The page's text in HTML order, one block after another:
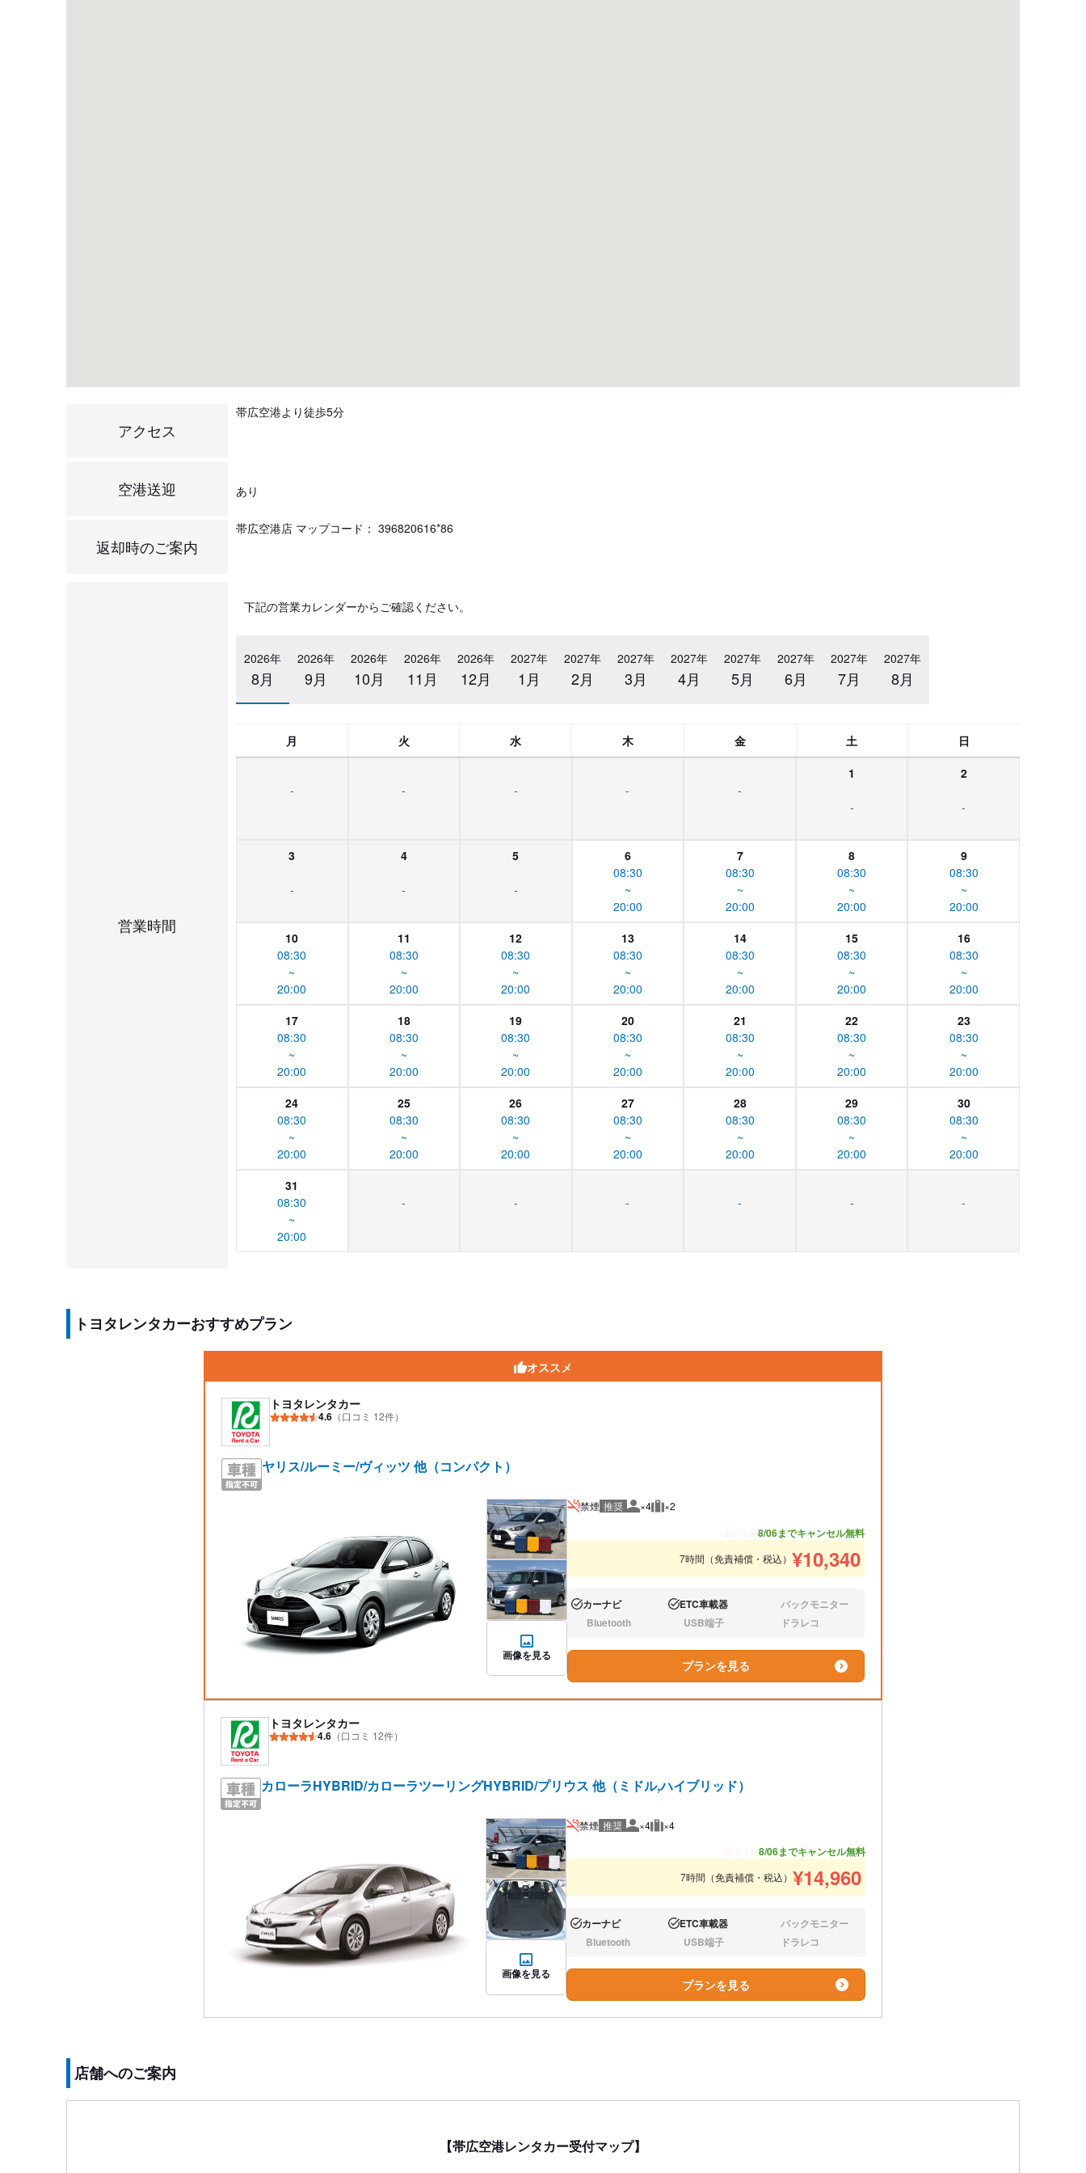
アクセス
帯広空港より徒歩5分
空港送迎 あり
返却時のご案内
帯広空港店 マップコード： 396820616*86
営業時間
下記の営業カレンダーからご確認ください。
2026年
8月
2026年
9月
2026年
10月
2026年
11月
2026年
12月
2027年
1月
2027年
2月
2027年
3月
2027年
4月
2027年
5月
2027年
6月
2027年
7月
2027年
8月
月 火 水 木 金 土 日
- - - - -
1
-
2
-
3
-
4
-
5
-
6
08:30
~
20:00
7
08:30
~
20:00
8
08:30
~
20:00
9
08:30
~
20:00
10
08:30
~
20:00
11
08:30
~
20:00
12
08:30
~
20:00
13
08:30
~
20:00
14
08:30
~
20:00
15
08:30
~
20:00
16
08:30
~
20:00
17
08:30
~
20:00
18
08:30
~
20:00
19
08:30
~
20:00
20
08:30
~
20:00
21
08:30
~
20:00
22
08:30
~
20:00
23
08:30
~
20:00
24
08:30
~
20:00
25
08:30
~
20:00
26
08:30
~
20:00
27
08:30
~
20:00
28
08:30
~
20:00
29
08:30
~
20:00
30
08:30
~
20:00
31
08:30
~
20:00
- - - - - -
トヨタレンタカーおすすめプラン
オススメ
トヨタレンタカー
4.6 （口コミ 12件）
ヤリス/ルーミー/ヴィッツ 他（コンパクト）
画像を見る
禁煙 推奨 推奨人数
×4 推奨荷物
×2
8/06までキャンセル無料
7時間（免責補償・税込） ¥10,340
あり:カーナビ あり:ETC車載器 なし:バックモニター
なし:Bluetooth なし:USB端子 なし:ドラレコ
プランを見る
トヨタレンタカー
4.6 （口コミ 12件）
カローラHYBRID/カローラツーリングHYBRID/プリウス 他（ミドル,ハイブリッド）
画像を見る
禁煙 推奨 推奨人数
×4 推奨荷物
×4
8/06までキャンセル無料
7時間（免責補償・税込） ¥14,960
あり:カーナビ あり:ETC車載器 なし:バックモニター
なし:Bluetooth なし:USB端子 なし:ドラレコ
プランを見る
店舗へのご案内
【帯広空港レンタカー受付マップ】